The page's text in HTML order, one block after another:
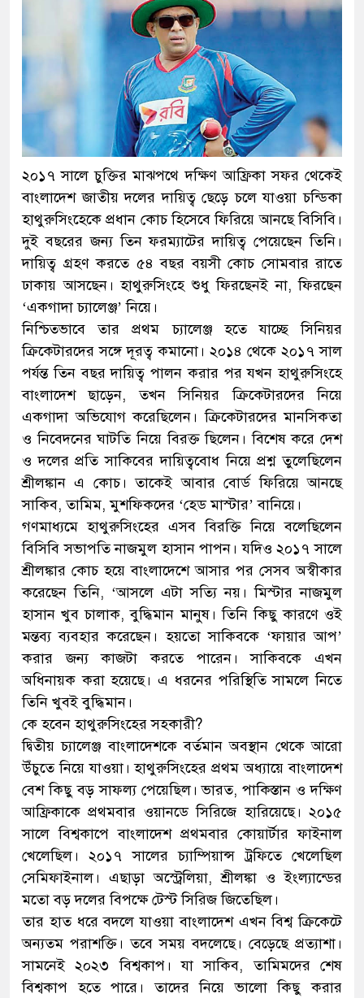
২০১৭ সালে চুক্তির মাঝপথে দক্ষিণ আফ্রিকা সফর থেকেই
বাংলাদেশ জাতীয় দলের দায়িত্ব ছেড়ে চলে যাওয়া চন্ডিকা
হাথুরুসিংহেকে প্রধান কোচ হিসেবে ফিরিয়ে আনছে বিসিবি।
দুই বছরের জন্য তিন ফরম্যাটের দায়িত্ব পেয়েছেন তিনি।
দায়িত্ব গ্রহণ করতে ৫৪ বছর বয়সী কোচ সোমবার রাতে
ঢাকায় আসছেন। হাথুরুসিংহে শুধু ফিরছেনই না, ফিরছেন
‘একগাদা চ্যালেঞ্জ’ নিয়ে।
নিশ্চিতভাবে তার প্রথম চ্যালেঞ্জ হতে যাচ্ছে সিনিয়র
ক্রিকেটারদের সঙ্গে দূরত্ব কমানো। ২০১৪ থেকে ২০১৭ সাল
পর্যন্ত তিন বছর দায়িত্ব পালন করার পর যখন হাথুরুসিংহে
বাংলাদেশ ছাড়েন, তখন সিনিয়র ক্রিকেটারদের নিয়ে
একগাদা অভিযোগ করেছিলেন। ক্রিকেটারদের মানসিকতা
ও নিবেদনের ঘাটতি নিয়ে বিরক্ত ছিলেন। বিশেষ করে দেশ
ও দলের প্রতি সাকিবের দায়িত্ববোধ নিয়ে প্রশ্ন তুলেছিলেন
শ্রীলঙ্কান এ কোচ। তাকেই আবার বোর্ড ফিরিয়ে আনছে
সাকিব, তামিম, মুশফিকদের ‘হেড মাস্টার’ বানিয়ে।
গণমাধ্যমে হাথুরুসিংহের এসব বিরক্তি নিয়ে বলেছিলেন
বিসিবি সভাপতি নাজমুল হাসান পাপন। যদিও ২০১৭ সালে
শ্রীলঙ্কার কোচ হয়ে বাংলাদেশে আসার পর সেসব অস্বীকার
করেছেন তিনি, ‘আসলে এটা সত্যি নয়। মিস্টার নাজমুল
হাসান খুব চালাক, বুদ্ধিমান মানুষ। তিনি কিছু কারণে ওই
মন্তব্য ব্যবহার করেছেন। হয়তো সাকিবকে ‘ফায়ার আপ’
করার জন্য কাজটা করতে পারেন। সাকিবকে এখন
অধিনায়ক করা হয়েছে। এ ধরনের পরিস্থিতি সামলে নিতে
তিনি খুবই বুদ্ধিমান।
কে হবেন হাথুরুসিংহের সহকারী?
দ্বিতীয় চ্যালেঞ্জ বাংলাদেশকে বর্তমান অবস্থান থেকে আরো
উঁচুতে নিয়ে যাওয়া। হাথুরুসিংহের প্রথম অধ্যায়ে বাংলাদেশ
বেশ কিছু বড় সাফল্য পেয়েছিল। ভারত, পাকিস্তান ও দক্ষিণ
আফ্রিকাকে প্রথমবার ওয়ানডে সিরিজে হারিয়েছে। ২০১৫
সালে বিশ্বকাপে বাংলাদেশ প্রথমবার কোয়ার্টার ফাইনাল
খেলেছিল। ২০১৭ সালের চ্যাম্পিয়ান্স ট্রফিতে খেলেছিল
সেমিফাইনাল। এছাড়া অস্ট্রেলিয়া, শ্রীলঙ্কা ও ইংল্যান্ডের
মতো বড় দলের বিপক্ষে টেস্ট সিরিজ জিতেছিল।
তার হাত ধরে বদলে যাওয়া বাংলাদেশ এখন বিশ্ব ক্রিকেটে
অন্যতম পরাশক্তি। তবে সময় বদলেছে। বেড়েছে প্রত্যাশা।
সামনেই ২০২৩ বিশ্বকাপ। যা সাকিব, তামিমদের শেষ
বিশ্বকাপ হতে পারে। তাদের নিয়ে ভালো কিছু করার